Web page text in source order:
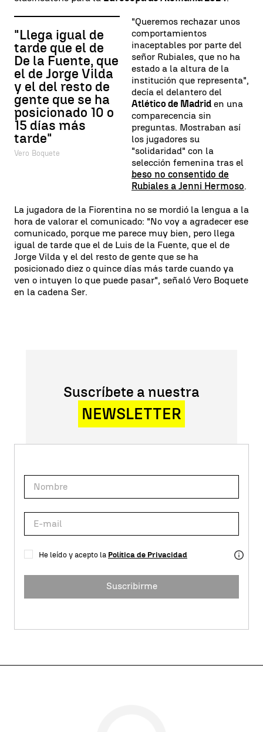
"Llega igual de
tarde que el de
De la Fuente, que
el de Jorge Vilda
y el del resto de
gente que se ha
posicionado 10 o
15 días más
tarde"
Vero Boquete
"Queremos rechazar unos
comportamientos
inaceptables por parte del
señor Rubiales, que no ha
estado a la altura de la
institución que representa",
decía el delantero del
Atlético de Madrid en una
comparecencia sin
preguntas. Mostraban así
los jugadores su
"solidaridad" con la
selección femenina tras el
beso no consentido de
Rubiales a Jenni Hermoso.
La jugadora de la Fiorentina no se mordió la lengua a la
hora de valorar el comunicado: "No voy a agradecer ese
comunicado, porque me parece muy bien, pero llega
igual de tarde que el de Luis de la Fuente, que el de
Jorge Vilda y el del resto de gente que se ha
posicionado diez o quince días más tarde cuando ya
ven o intuyen lo que puede pasar", señaló Vero Boquete
en la cadena Ser.
Suscríbete a nuestra
NEWSLETTER
He leído y acepto la Política de Privacidad
Suscribirme